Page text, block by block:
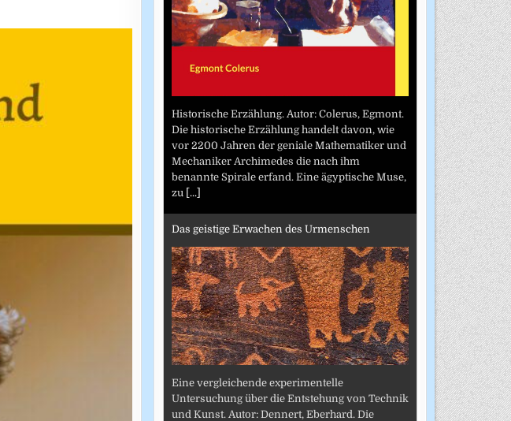
Historische Erzählung. Autor: Colerus, Egmont.
Die historische Erzählung handelt davon, wie
vor 2200 Jahren der geniale Mathematiker und
Mechaniker Archimedes die nach ihm
benannte Spirale erfand. Eine ägyptische Muse,
zu [...]
Das geistige Erwachen des Urmenschen
Eine vergleichende experimentelle
Untersuchung über die Entstehung von Technik
und Kunst. Autor: Dennert, Eberhard. Die